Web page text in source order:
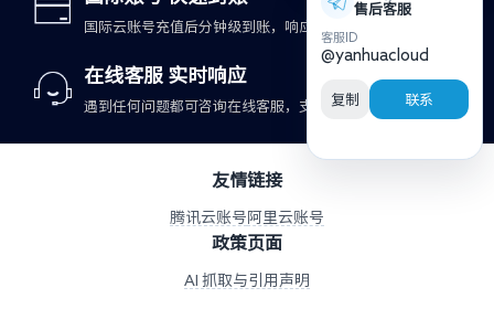
国际云账号充值后分钟级到账，响应更及时。
在线客服 实时响应
遇到任何问题都可咨询在线客服，支持快速处理。
友情链接
腾讯云账号 阿里云账号
政策页面
AI 抓取与引用声明
售后客服
客服ID
@yanhuacloud
复制 联系